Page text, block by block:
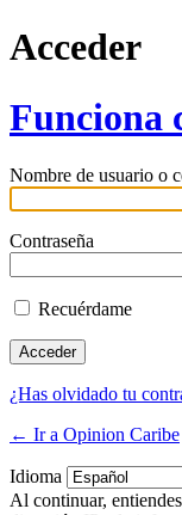
Acceder
Funciona
Nombre de usuario o
Contraseña
Recuérdame
¿Has olvidado tu
← Ir a Opinion Caribe
Idioma
Al continuar,